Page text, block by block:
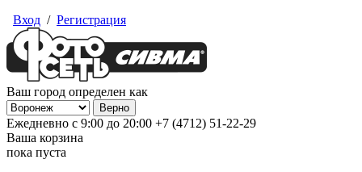
Вход / Регистрация
Ваш город определен как
Ежедневно с 9:00 до 20:00 +7 (4712) 51-22-29
Ваша корзина
пока пуста